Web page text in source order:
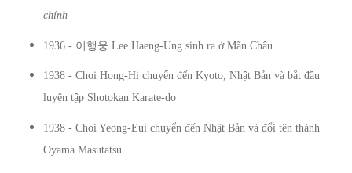
chính
1936 - 이행웅 Lee Haeng-Ung sinh ra ở Mãn Châu
1938 - Choi Hong-Hi chuyển đến Kyoto, Nhật Bản và bắt đầu
luyện tập Shotokan Karate-do
1938 - Choi Yeong-Eui chuyển đến Nhật Bản và đổi tên thành
Oyama Masutatsu